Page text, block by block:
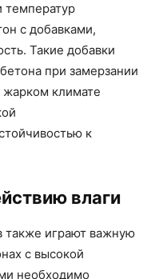
температур
с добавками,
Такие добавки
при замерзании
жарком климате
к
влаги
также играют важную
с высокой
необходимо